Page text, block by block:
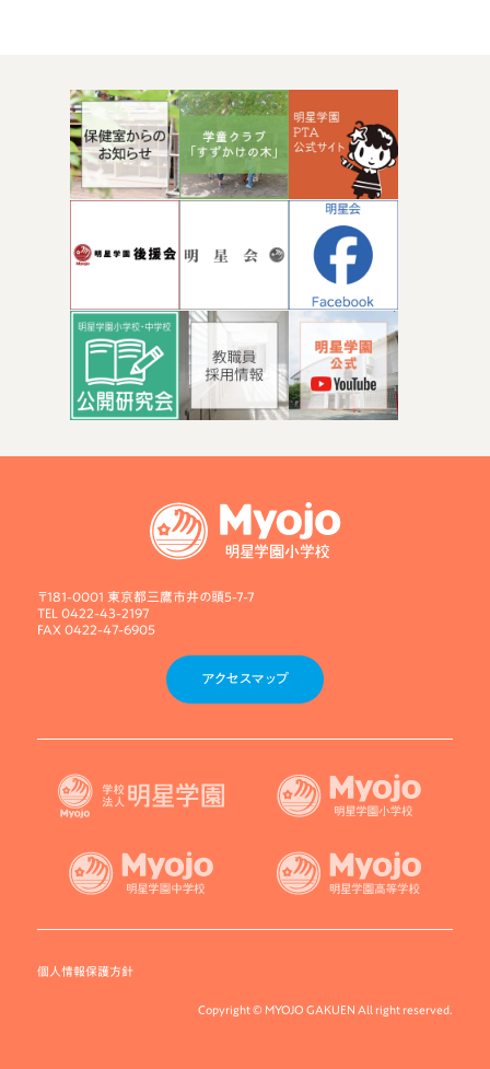
〒181-0001 東京都三鷹市井の頭5-7-7
TEL 0422-43-2197
FAX 0422-47-6905
アクセスマップ
個人情報保護方針
Copyright © MYOJO GAKUEN All right reserved.